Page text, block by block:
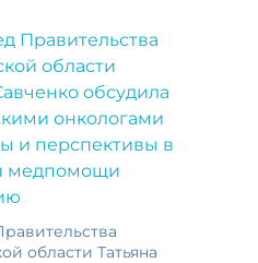
области Татьяна